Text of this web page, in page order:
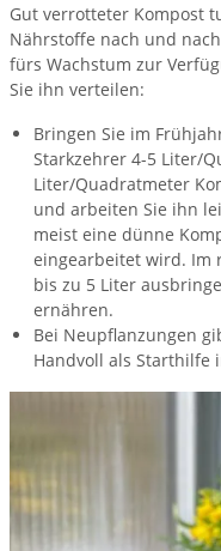
Gut verrotteter Kompost
Nährstoffe nach und
fürs Wachstum zur
Sie ihn verteilen:
Bringen Sie im
Starkzehrer 4-5 Liter/
Liter/Quadratmeter
und arbeiten Sie ihn
meist eine dünne
eingearbeitet wird. Im
bis zu 5 Liter
ernähren.
Bei Neupflanzungen
Handvoll als Starthilfe